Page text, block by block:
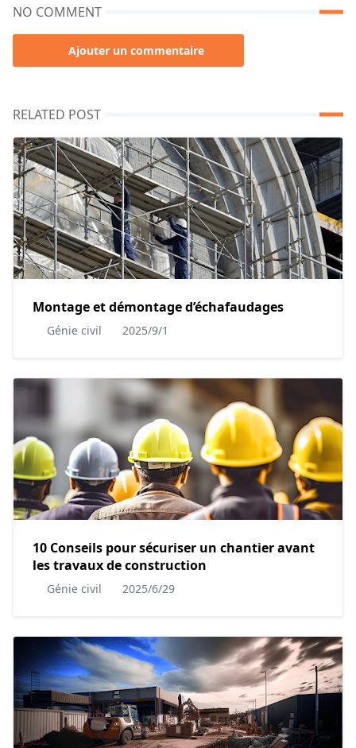
NO COMMENT
Ajouter un commentaire
RELATED POST
Montage et démontage d’échafaudages
Génie civil 2025/9/1
10 Conseils pour sécuriser un chantier avant
les travaux de construction
Génie civil 2025/6/29